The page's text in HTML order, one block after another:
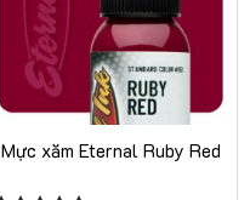
Mực xăm Eternal Ruby Red